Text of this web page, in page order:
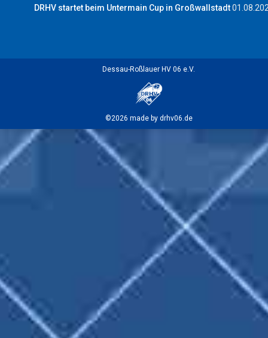
DRHV startet beim Untermain Cup in Großwallstadt
Dessau-Roßlauer HV 06 e.V.
©2026 made by drhv06.de